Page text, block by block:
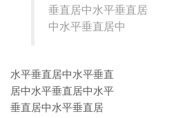
垂直居中水平垂直居
中水平垂直居中
水平垂直居中水平垂直
居中水平垂直居中水平
垂直居中水平垂直居